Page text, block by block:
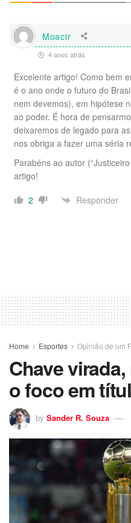
Moacir
4 anos atrás
Excelente artigo! Como bem
é o ano onde o futuro do
nem devemos), em hipótese
ao poder. É hora de
deixaremos de legado para
nos obriga a fazer uma séria
Parabéns ao autor
artigo!
2
Responder
Home Esportes Opinião de um
Chave
o foco em
by Sander R. Souza